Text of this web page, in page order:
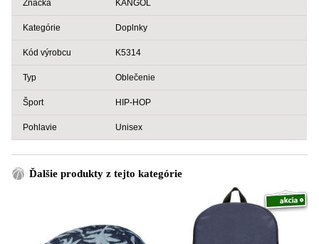
Značka KANGOL
Kategórie Doplnky
Kód výrobcu K5314
Typ Oblečenie
Šport HIP-HOP
Pohlavie Unisex
Ďalšie produkty z tejto kategórie